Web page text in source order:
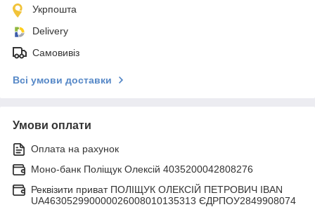
Укрпошта
Delivery
Самовивіз
Всі умови доставки
Умови оплати
Оплата на рахунок
Моно-банк Поліщук Олексій 4035200042808276
Реквізити приват ПОЛІЩУК ОЛЕКСІЙ ПЕТРОВИЧ IBAN
UA463052990000026008010135313 ЄДРПОУ2849908074